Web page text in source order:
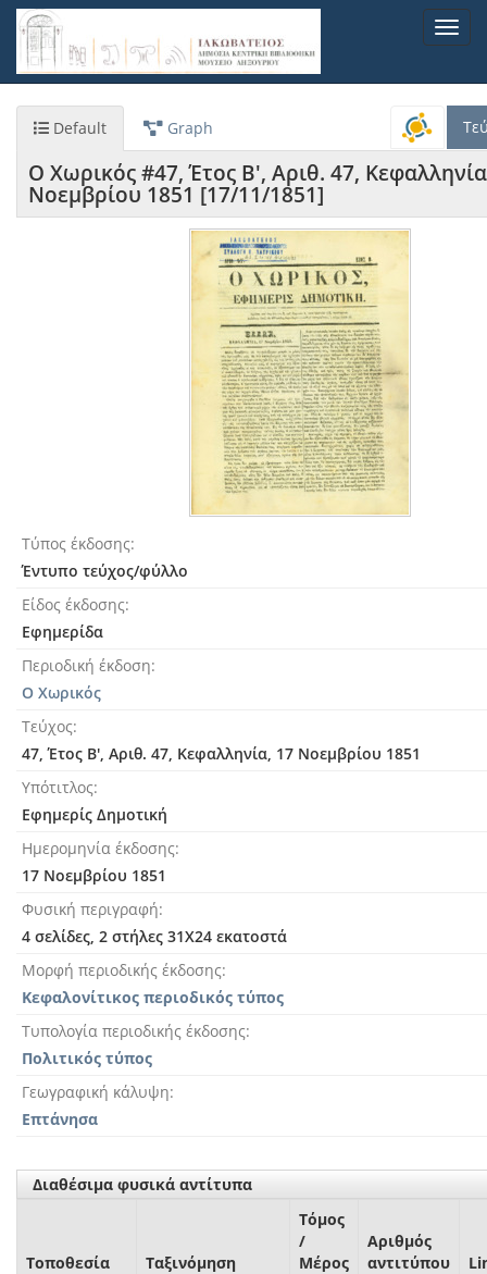
Παράκαμψη
προς
κυρίως
Default Graph
Ο Χωρικός #47, Έτος Β', Αριθ. 47,
Νοεμβρίου 1851 [17/11/1851]
Τύπος έκδοσης
Έντυπο τεύχος/φύλλο
Είδος έκδοσης
Εφημερίδα
Περιοδική έκδοση
Ο Χωρικός
Τεύχος
47, Έτος Β', Αριθ. 47, Κεφαλληνία, 17 Νοεμβρίου 1851
Υπότιτλος
Εφημερίς Δημοτική
Ημερομηνία έκδοσης
17 Νοεμβρίου 1851
Φυσική περιγραφή
4 σελίδες, 2 στήλες 31Χ24 εκατοστά
Μορφή περιοδικής έκδοσης
Κεφαλονίτικος περιοδικός τύπος
Τυπολογία περιοδικής έκδοσης
Πολιτικός τύπος
Γεωγραφική κάλυψη
Επτάνησα
Διαθέσιμα φυσικά αντίτυπα
Τοποθεσία Ταξινόμηση
Τόμος
/
Μέρος
Αριθμός
αντιτύπου